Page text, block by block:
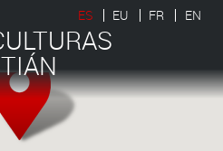
ES EU FR EN